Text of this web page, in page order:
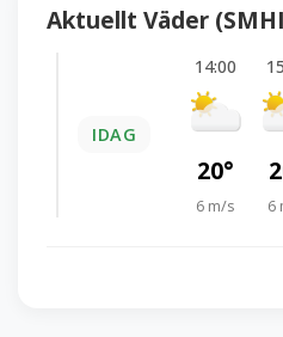
Aktuellt Väder
IDAG
14:00
20°
6 m/s 6